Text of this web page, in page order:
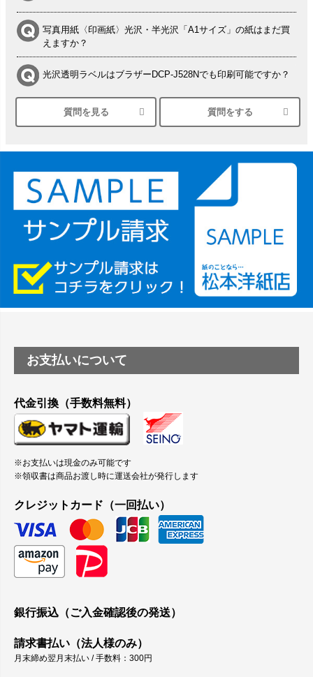
写真用紙〈印画紙〉光沢・半光沢「A1サイズ」の紙はまだ買
えますか？
光沢透明ラベルはブラザーDCP-J528Nでも印刷可能ですか？
シルバーペーパーにEPSON EP-30VAで印刷するときの設定
は？
ーSC-P8050に対応してますか
塩ビのロール紙で離型紙が透明の商品はありますか
つや消し半透明ラベルのロールタイプはありますか？
縦420mm×横650mmの包装紙に適した紙はありますか？
質問を見る 質問をする
お支払いについて
代金引換（手数料無料）
※お支払いは現金のみ可能です
※領収書は商品お渡し時に運送会社が発行します
クレジットカード（一回払い）
銀行振込（ご入金確認後の発送）
請求書払い（法人様のみ）
月末締め翌月末払い / 手数料：300円